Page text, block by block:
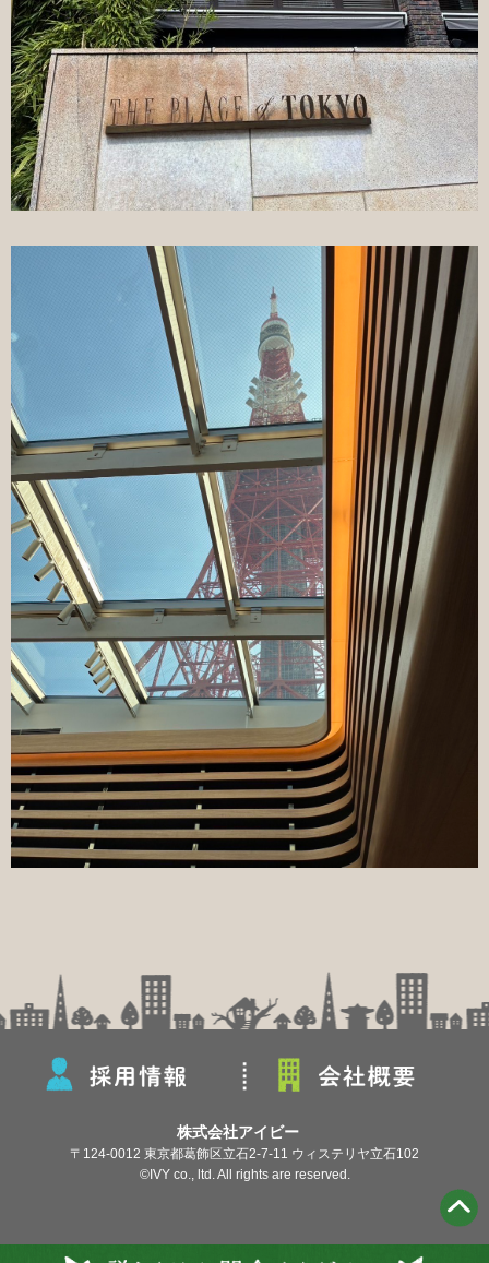
株式会社アイビー
〒124-0012 東京都葛飾区立石2-7-11 ウィステリヤ立石102
©IVY co., ltd. All rights are reserved.